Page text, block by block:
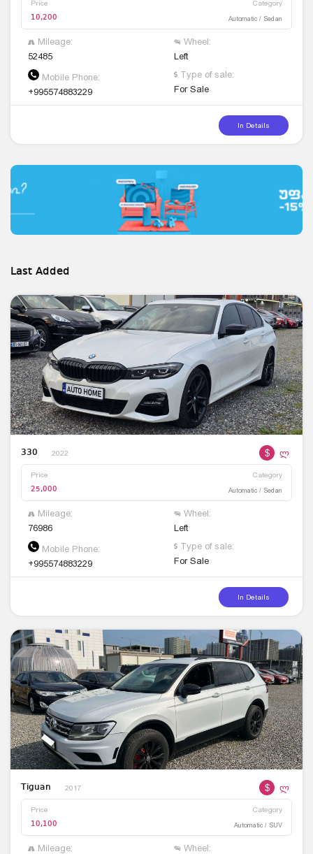
Price Category
10,200 Automatic / Sedan
Mileage:
52485
Wheel:
Left
Mobile Phone:
+995574883229
Type of sale:
For Sale
In Details
Last Added
330 2022 $ ლ
Price Category
25,000 Automatic / Sedan
Mileage:
76986
Wheel:
Left
Mobile Phone:
+995574883229
Type of sale:
For Sale
In Details
Tiguan 2017 $ ლ
Price Category
10,100 Automatic / SUV
Mileage:
Wheel: